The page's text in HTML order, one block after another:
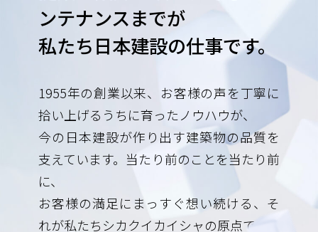
ンテナンスまでが
私たち日本建設の仕事です。
1955年の創業以来、お客様の声を丁寧に
拾い上げるうちに育ったノウハウが、
今の日本建設が作り出す建築物の品質を
支えています。当たり前のことを当たり前
に、
お客様の満足にまっすぐ想い続ける、そ
れが私たちシカクイカイシャの原点です。